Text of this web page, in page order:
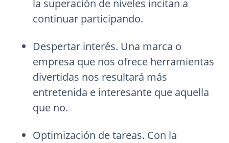
la superación de niveles incitan a
continuar participando.
Despertar interés. Una marca o
empresa que nos ofrece herramientas
divertidas nos resultará más
entretenida e interesante que aquella
que no.
Optimización de tareas. Con la